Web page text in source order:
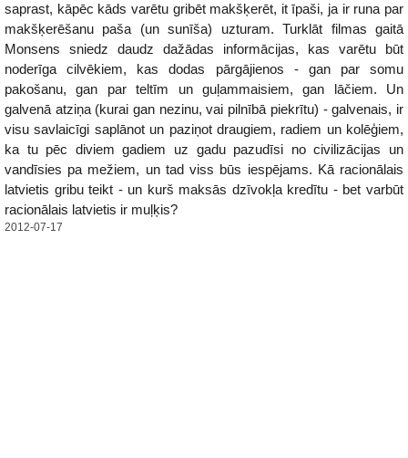
saprast, kāpēc kāds varētu gribēt makšķerēt, it īpaši, ja ir runa par
makšķerēšanu paša (un sunīša) uzturam. Turklāt filmas gaitā
Monsens sniedz daudz dažādas informācijas, kas varētu būt
noderīga cilvēkiem, kas dodas pārgājienos - gan par somu
pakošanu, gan par teltīm un guļammaisiem, gan lāčiem. Un
galvenā atziņa (kurai gan nezinu, vai pilnībā piekrītu) - galvenais, ir
visu savlaicīgi saplānot un paziņot draugiem, radiem un kolēģiem,
ka tu pēc diviem gadiem uz gadu pazudīsi no civilizācijas un
vandīsies pa mežiem, un tad viss būs iespējams. Kā racionālais
latvietis gribu teikt - un kurš maksās dzīvokļa kredītu - bet varbūt
racionālais latvietis ir muļķis?
2012-07-17